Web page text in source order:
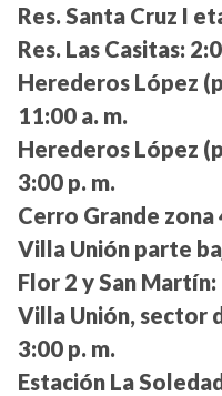
Res. Santa Cruz I
Res. Las Casitas:
Herederos López
11:00 a. m.
Herederos López
3:00 p. m.
Cerro Grande zona
Villa Unión parte
Flor 2 y San Martín:
Villa Unión, sector
3:00 p. m.
Estación La